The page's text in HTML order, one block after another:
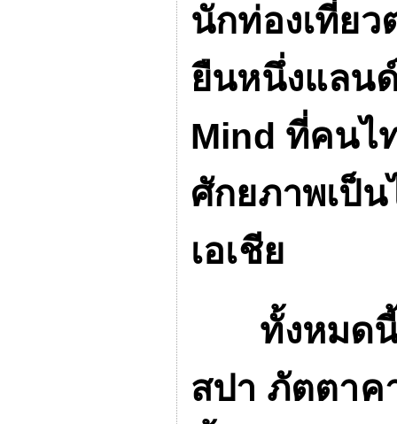
นักท่องเที่ย
ยืนหนึ่งแลน
Mind ที่คนไ
ศักยภาพเป็
เอเชีย
ทั้งหมดนี้ จ
สปา ภัตตาค